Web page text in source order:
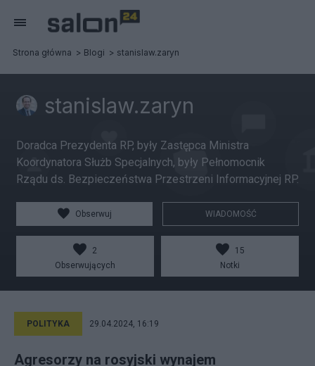
Strona główna Blogi stanislaw.zaryn
stanislaw.zaryn
Doradca Prezydenta RP, były Zastępca Ministra
Koordynatora Służb Specjalnych, były Pełnomocnik
Rządu ds. Bezpieczeństwa Przestrzeni Informacyjnej RP.
Obserwuj WIADOMOŚĆ
2
Obserwujących
15
Notki
POLITYKA 29.04.2024, 16:19
Agresorzy na rosyjski wynajem